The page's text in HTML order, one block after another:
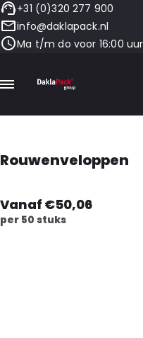
+31 (0)320 277 900
info@daklapack.nl
Ma t/m do voor 16:00
Rouwenveloppen
Vanaf €50,06
per 50 stuks